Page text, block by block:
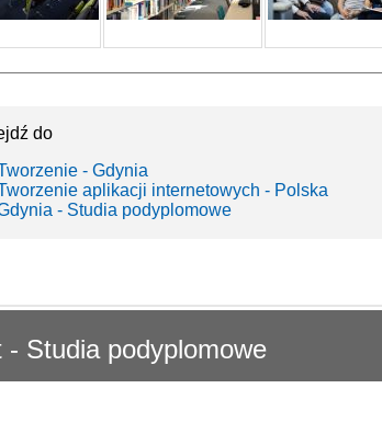
do
- Gdynia
aplikacji internetowych - Polska
- Studia podyplomowe
- Studia podyplomowe